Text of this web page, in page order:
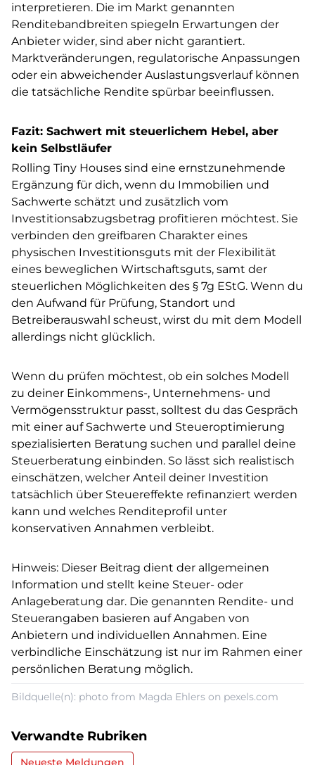
interpretieren. Die im Markt genannten
Renditebandbreiten spiegeln Erwartungen der
Anbieter wider, sind aber nicht garantiert.
Marktveränderungen, regulatorische Anpassungen
oder ein abweichender Auslastungsverlauf können
die tatsächliche Rendite spürbar beeinflussen.
Fazit: Sachwert mit steuerlichem Hebel, aber
kein Selbstläufer
Rolling Tiny Houses sind eine ernstzunehmende
Ergänzung für dich, wenn du Immobilien und
Sachwerte schätzt und zusätzlich vom
Investitionsabzugsbetrag profitieren möchtest. Sie
verbinden den greifbaren Charakter eines
physischen Investitionsguts mit der Flexibilität
eines beweglichen Wirtschaftsguts, samt der
steuerlichen Möglichkeiten des § 7g EStG. Wenn du
den Aufwand für Prüfung, Standort und
Betreiberauswahl scheust, wirst du mit dem Modell
allerdings nicht glücklich.
Wenn du prüfen möchtest, ob ein solches Modell
zu deiner Einkommens-, Unternehmens- und
Vermögensstruktur passt, solltest du das Gespräch
mit einer auf Sachwerte und Steueroptimierung
spezialisierten Beratung suchen und parallel deine
Steuerberatung einbinden. So lässt sich realistisch
einschätzen, welcher Anteil deiner Investition
tatsächlich über Steuereffekte refinanziert werden
kann und welches Renditeprofil unter
konservativen Annahmen verbleibt.
Hinweis: Dieser Beitrag dient der allgemeinen
Information und stellt keine Steuer- oder
Anlageberatung dar. Die genannten Rendite- und
Steuerangaben basieren auf Angaben von
Anbietern und individuellen Annahmen. Eine
verbindliche Einschätzung ist nur im Rahmen einer
persönlichen Beratung möglich.
Bildquelle(n): photo from Magda Ehlers on pexels.com
Verwandte Rubriken
Neueste Meldungen